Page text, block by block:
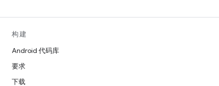
构建
Android 代码库
要求
下载